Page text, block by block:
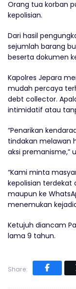
Orang tua korban
kepolisian.
Dari hasil
sejumlah barang
beserta dokumen
Kapolres Jepara
mudah percaya
debt collector.
intimidatif atau
“Penarikan
tindakan melawan
aksi premanisme,”
“Kami minta
kepolisian terdekat
maupun ke
menemukan
Ketujuh diancam
lama 9 tahun.
Share: